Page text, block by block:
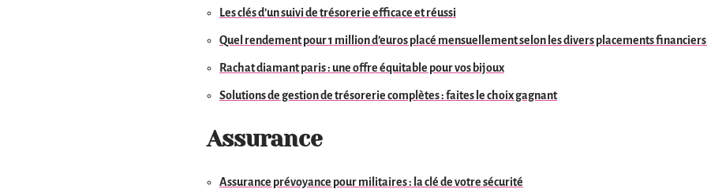
Les clés d’un suivi de trésorerie efficace et réussi
Quel rendement pour 1 million d’euros placé mensuellement selon les divers placements financiers
Rachat diamant paris : une offre équitable pour vos bijoux
Solutions de gestion de trésorerie complètes : faites le choix gagnant
Assurance
Assurance prévoyance pour militaires : la clé de votre sécurité